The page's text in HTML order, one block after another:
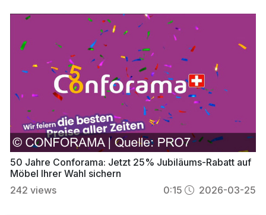
50 Jahre Conforama: Jetzt 25% Jubiläums-Rabatt auf
Möbel Ihrer Wahl sichern
242 views 0:15 2026-03-25